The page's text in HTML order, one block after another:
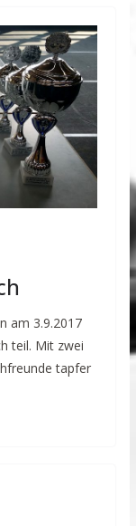
am 3.9.2017
teil. Mit zwei
tapfer